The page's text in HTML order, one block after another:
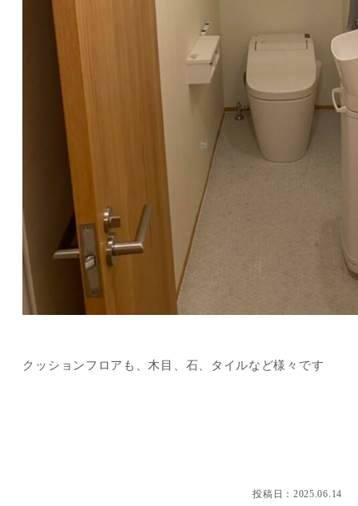
クッションフロアも、木目、石、タイルなど様々です
投稿日： 2025.06.14